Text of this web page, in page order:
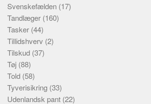
Svenskefælden (17)
Tandlæger (160)
Tasker (44)
Tillidshverv (2)
Tilskud (37)
Tøj (88)
Told (58)
Tyverisikring (33)
Udenlandsk pant (22)